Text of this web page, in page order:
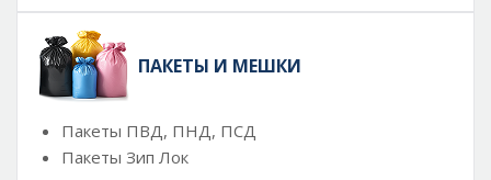
ПАКЕТЫ И МЕШКИ
Пакеты ПВД, ПНД, ПСД
Пакеты Зип Лок